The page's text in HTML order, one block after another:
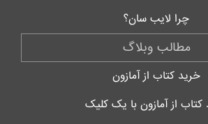
چرا لایب سان؟
مطالب وبلاگ
خرید کتاب از آمازون
از آمازون با یک کلیک